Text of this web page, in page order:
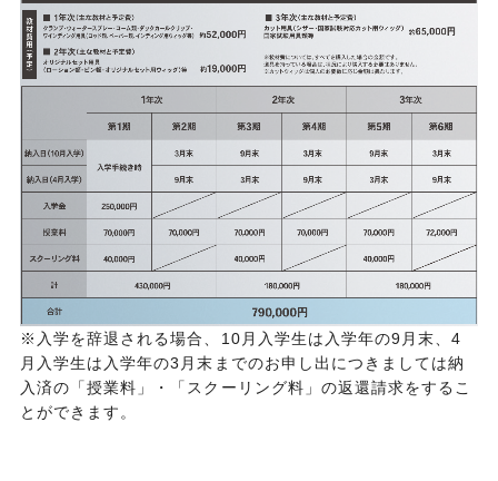
※入学を辞退される場合、10月入学生は入学年の9月末、4
月入学生は入学年の3月末までのお申し出につきましては納
入済の「授業料」・「スクーリング料」の返還請求をするこ
とができます。